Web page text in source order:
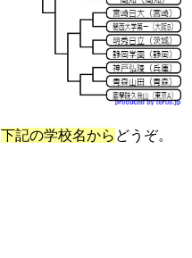
下記の学校名から どうぞ。